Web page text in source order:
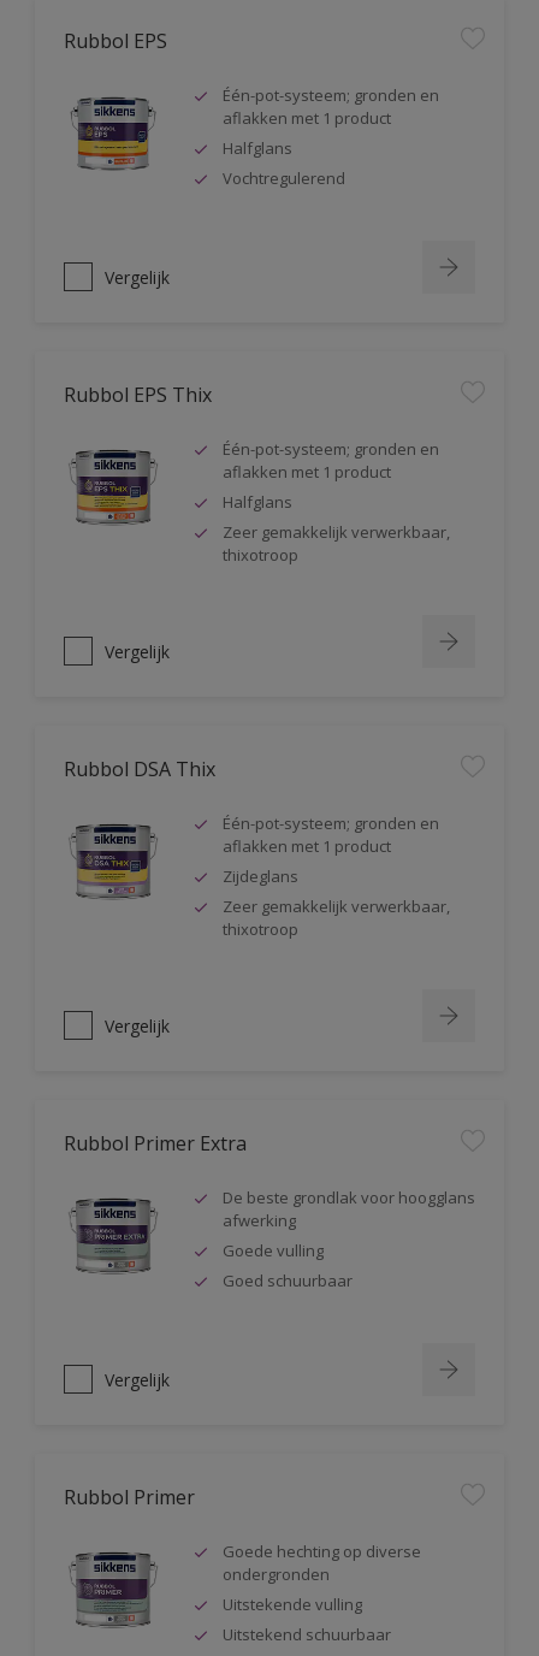
Rubbol EPS
Één-pot-systeem; gronden en
aflakken met 1 product
Halfglans
Vochtregulerend
Vergelijk
Rubbol EPS Thix
Één-pot-systeem; gronden en
aflakken met 1 product
Halfglans
Zeer gemakkelijk verwerkbaar,
thixotroop
Vergelijk
Rubbol DSA Thix
Één-pot-systeem; gronden en
aflakken met 1 product
Zijdeglans
Zeer gemakkelijk verwerkbaar,
thixotroop
Vergelijk
Rubbol Primer Extra
De beste grondlak voor hoogglans
afwerking
Goede vulling
Goed schuurbaar
Vergelijk
Rubbol Primer
Goede hechting op diverse
ondergronden
Uitstekende vulling
Uitstekend schuurbaar